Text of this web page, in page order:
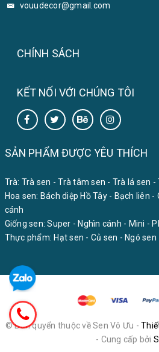
vouudecor@gmail.com
CHÍNH SÁCH
KẾT NỐI VỚI CHÚNG TÔI
SẢN PHẨM ĐƯỢC YÊU THÍCH
Trà: Trà sen - Trà tâm sen - Trà lá sen -
Hoa sen: Bách diệp Hồ Tây- Bạch liên -
cánh
Giống sen: Super - Nghìn cánh - Mini -
Thực phẩm: Hạt sen - Củ sen - Ngó sen
© Bản quyển thuộc về Sen Vô Ưu -
- Cung cấp bởi